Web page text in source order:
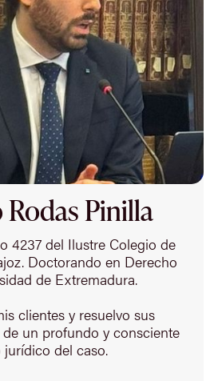
Pinilla
4237 del Ilustre Colegio de
Doctorando en Derecho
de Extremadura.
clientes y resuelvo sus
un profundo y consciente
jurídico del caso.